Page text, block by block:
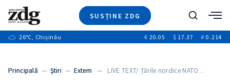
SUSȚINE ZDG
Ştiri
+9
Video
Caută
26°C, Chișinău € 20.05 $ 17.37 ₽ 0.214
Principală — Ştiri — Extern — LIVE TEXT/ Țările nordice NATO…